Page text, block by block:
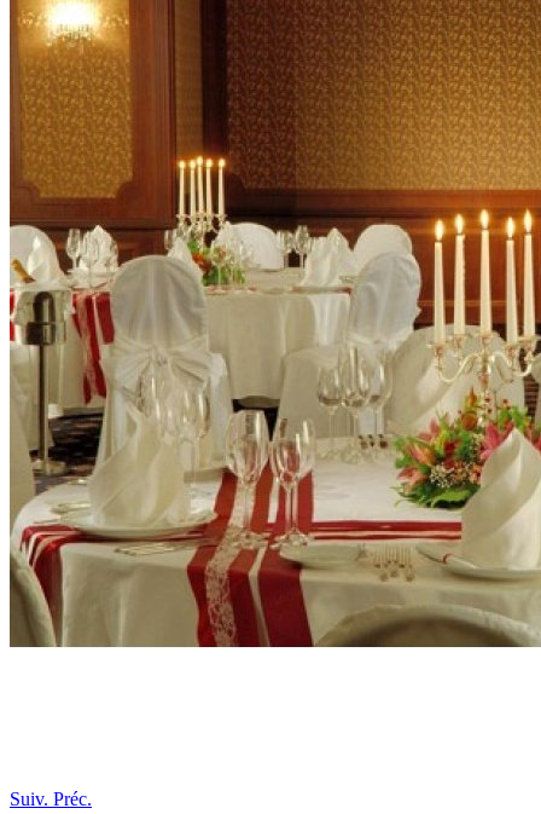
Suiv. Préc.